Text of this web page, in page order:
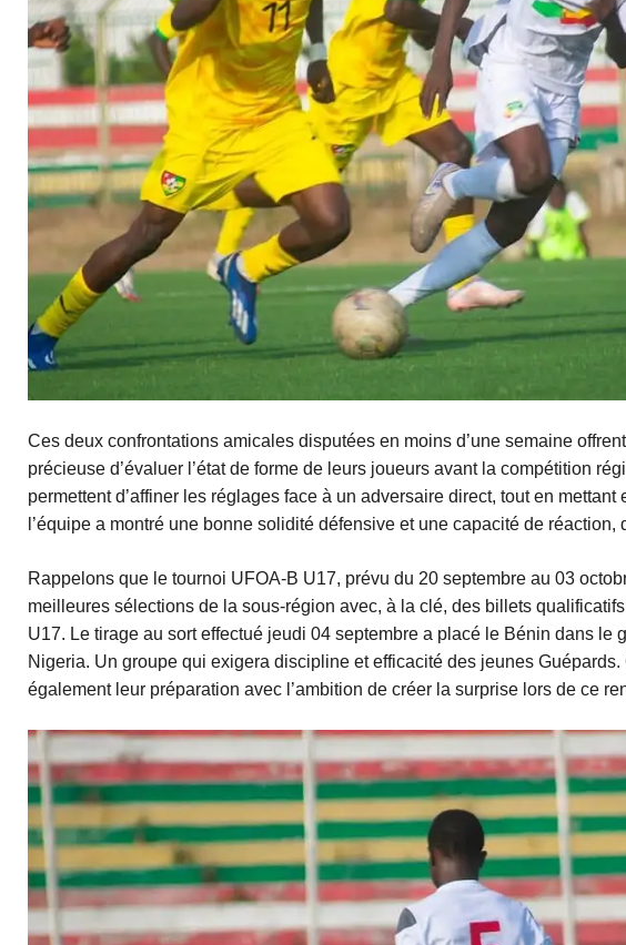
Ces deux confrontations amicales disputées en moins d’une semaine
précieuse d’évaluer l’état de forme de leurs joueurs avant la compétition
permettent d’affiner les réglages face à un adversaire direct, tout en
l’équipe a montré une bonne solidité défensive et une capacité de
Rappelons que le tournoi UFOA-B U17, prévu du 20 septembre au 03
meilleures sélections de la sous-région avec, à la clé, des billets
U17. Le tirage au sort effectué jeudi 04 septembre a placé le Bénin dans le
Nigeria. Un groupe qui exigera discipline et efficacité des jeunes
également leur préparation avec l’ambition de créer la surprise lors de ce